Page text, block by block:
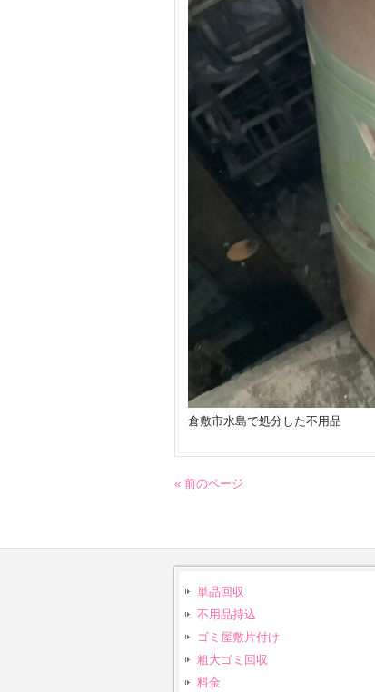
倉敷市水島で処分した不用品
« 前のページ
単品回収
不用品持込
ゴミ屋敷片付け
粗大ゴミ回収
料金